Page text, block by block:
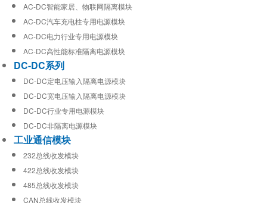
AC-DC智能家居、物联网隔离模块
AC-DC汽车充电柱专用电源模块
AC-DC电力行业专用电源模块
AC-DC高性能标准隔离电源模块
DC-DC系列
DC-DC定电压输入隔离电源模块
DC-DC宽电压输入隔离电源模块
DC-DC行业专用电源模块
DC-DC非隔离电源模块
工业通信模块
232总线收发模块
422总线收发模块
485总线收发模块
CAN总线收发模块